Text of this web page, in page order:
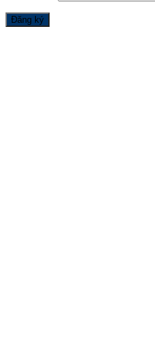
Đăng ký